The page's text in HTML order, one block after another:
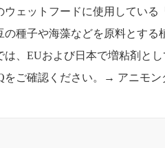
ウェットフードに使用している
の種子や海藻などを原料とする
は、EUおよび日本で増粘剤と
をご確認ください。→ アニモン